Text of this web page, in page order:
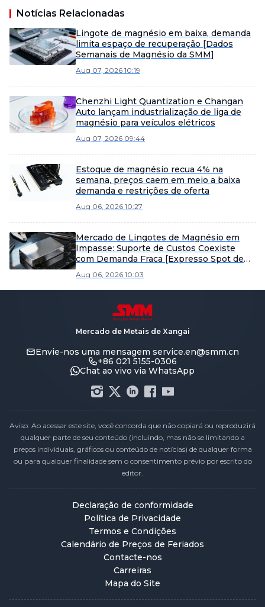
Notícias Relacionadas
Lingote de magnésio em baixa, demanda
limita espaço de recuperação [Dados
Semanais de Magnésio da SMM]
Aug 07, 2026 10:19
Chenzhi Light Quantization e Changan
Auto lançam industrialização de liga de
magnésio para veículos elétricos
Aug 07, 2026 09:44
Estoque de magnésio recua 4% na
semana, preços caem em meio a baixa
demanda e restrições de oferta
Aug 06, 2026 10:27
Mercado de Lingotes de Magnésio em
Impasse: Suporte de Custos Coexiste
com Demanda Fraca [Expresso Spot de
Aug 06, 2026 10:03
Mercado de Metais de Xangai
Envie-nos uma mensagem service.en@smm.cn
+86 021 5155-0306
Chat ao vivo via WhatsApp
Aviso: Ao acessar este site, você concorda que não copiará ou reproduzirá
qualquer parte de seu conteúdo (incluindo, mas não se limitando a
preços individuais, gráficos ou conteúdo de notícias) de qualquer forma
ou para qualquer finalidade sem o consentimento prévio por escrito do
editor.
Declaração de conformidade
Política de Privacidade
Termos e Condições
Calendário de Preços de Feriados
Contacte-nos
Carreiras
Mapa do Site